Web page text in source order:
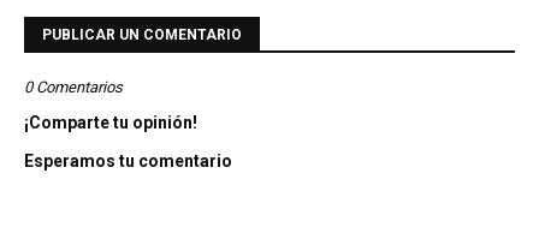
PUBLICAR UN COMENTARIO
0 Comentarios
¡Comparte tu opinión!
Esperamos tu comentario